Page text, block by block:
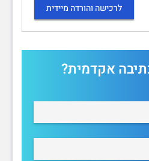
לרכישה והורדה מיידית
אקדמית?